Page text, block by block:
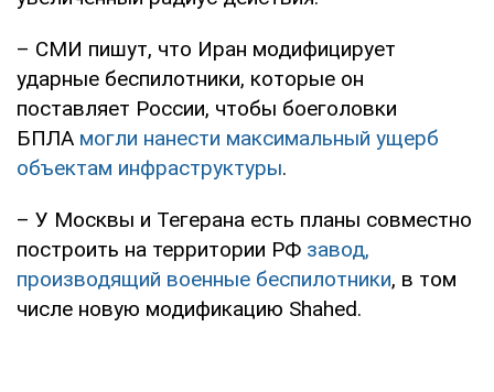
– СМИ пишут, что Иран модифицирует
ударные беспилотники, которые он
поставляет России, чтобы боеголовки
БПЛА могли нанести максимальный ущерб
объектам инфраструктуры.
– У Москвы и Тегерана есть планы совместно
построить на территории РФ завод,
производящий военные беспилотники, в том
числе новую модификацию Shahed.